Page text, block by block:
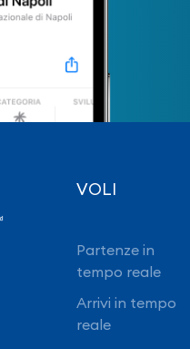
VOLI
Partenze in
tempo reale
Arrivi in tempo
reale